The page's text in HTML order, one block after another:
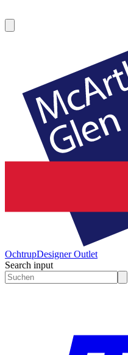
OchtrupDesigner Outlet
Search input